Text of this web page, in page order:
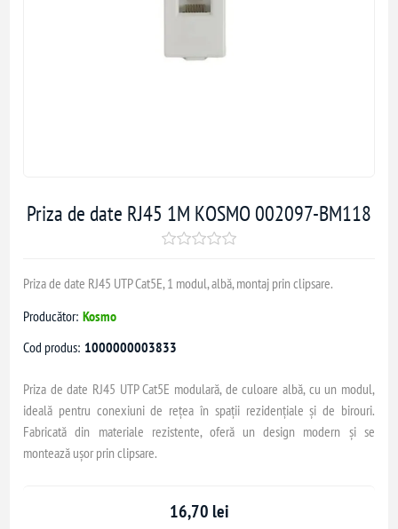
Priza de date RJ45 1M KOSMO 002097-BM118
Priza de date RJ45 UTP Cat5E, 1 modul, albă, montaj prin clipsare.
Producător: Kosmo
Cod produs: 1000000003833
Priza de date RJ45 UTP Cat5E modulară, de culoare albă, cu un modul,
ideală pentru conexiuni de rețea în spații rezidențiale și de birouri.
Fabricată din materiale rezistente, oferă un design modern și se
montează ușor prin clipsare.
16,70 lei